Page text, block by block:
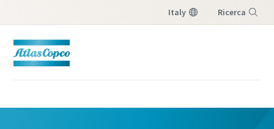
Italy Ricerca